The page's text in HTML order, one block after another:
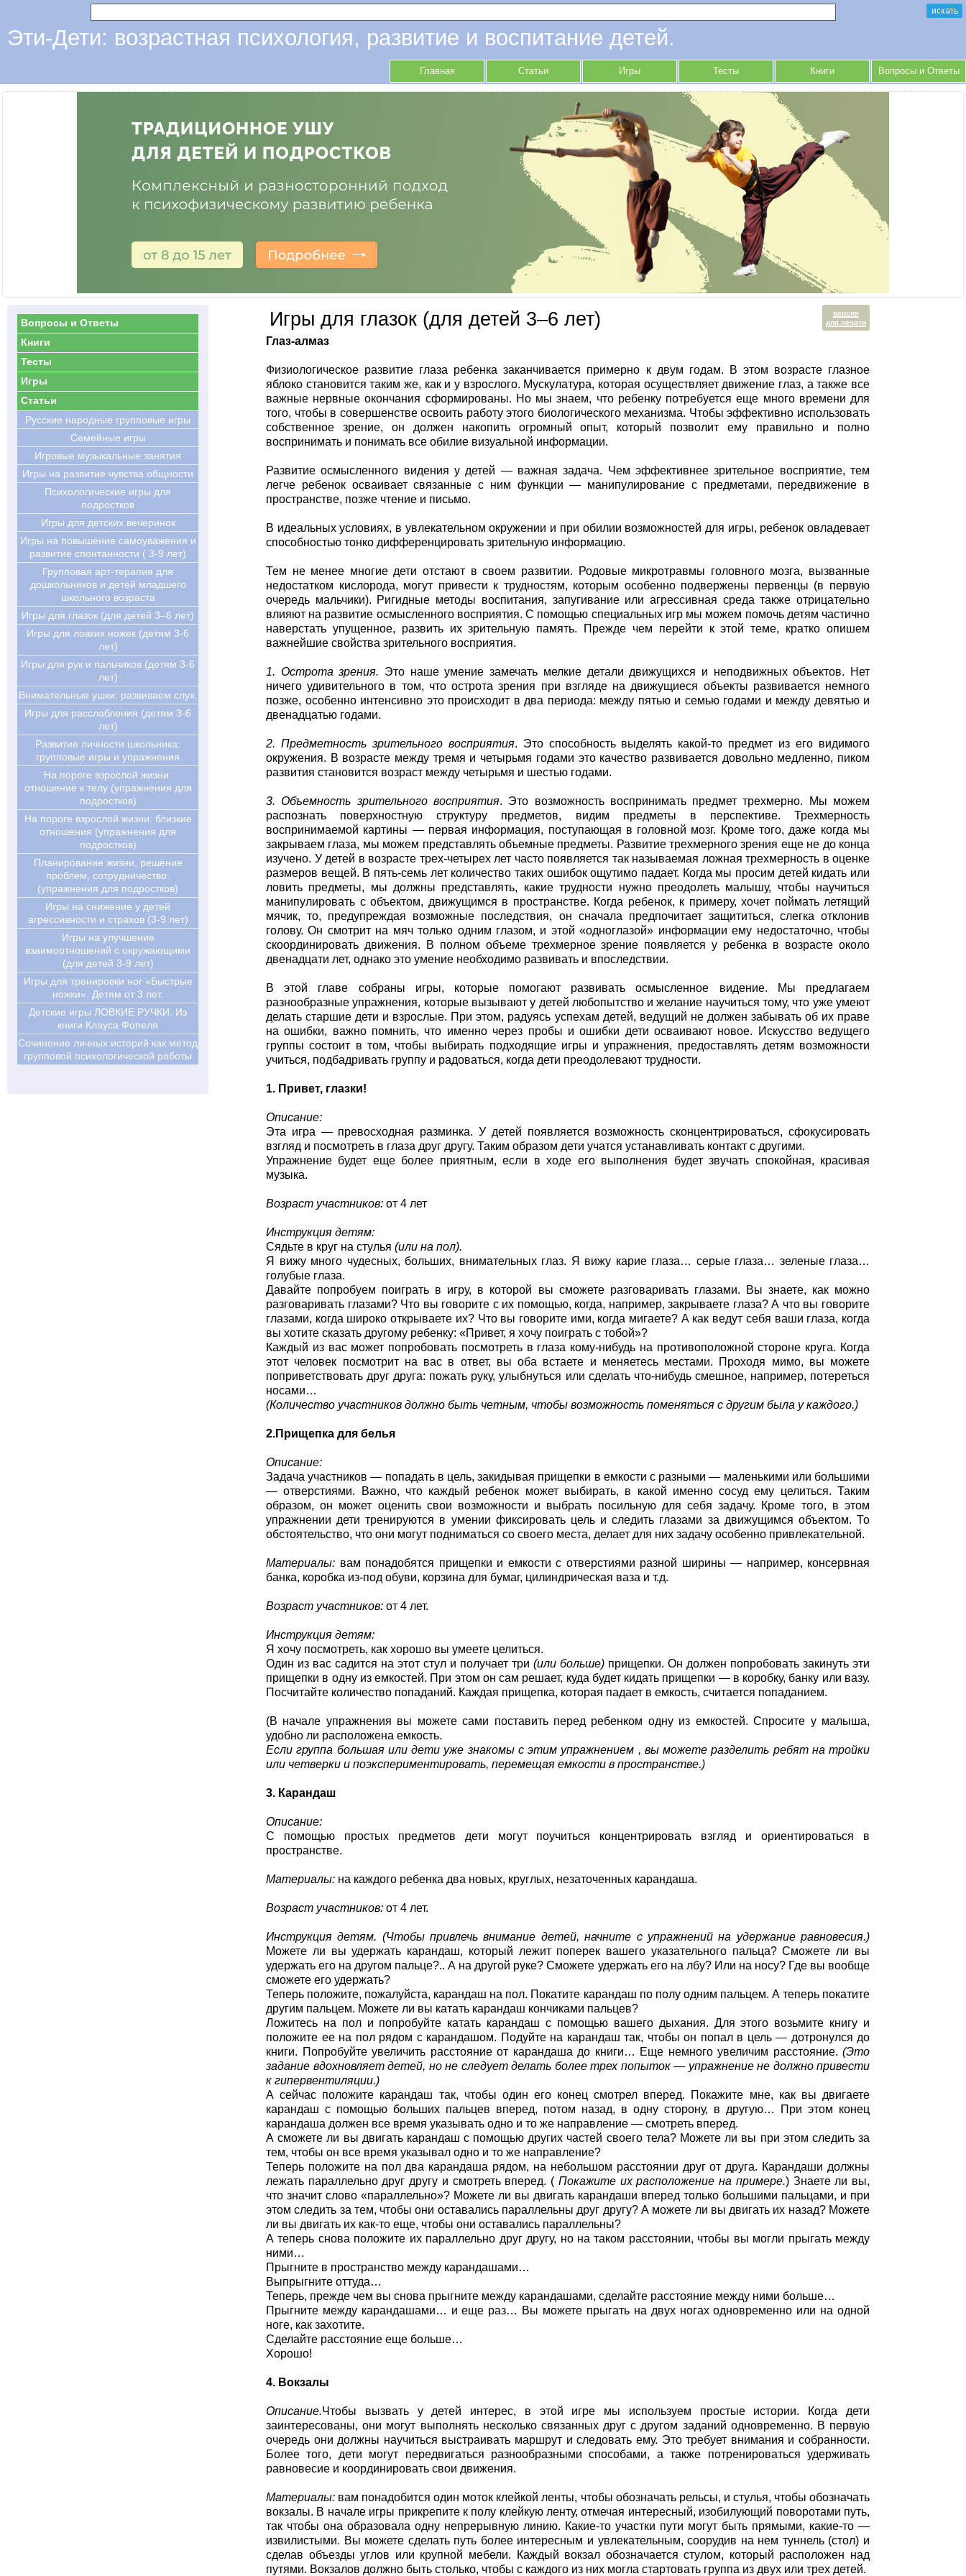
Эти-Дети: возрастная психология, развитие и воспитание детей.
Главная Статьи Игры Тесты Книги Вопросы и Ответы
версия
для печати
Игры для глазок (для детей 3–6 лет)
Глаз-алмаз
Физиологическое развитие глаза ребенка заканчивается примерно к двум годам. В этом возрасте глазное
яблоко становится таким же, как и у взрослого. Мускулатура, которая осуществляет движение глаз, а также все
важные нервные окончания сформированы. Но мы знаем, что ребенку потребуется еще много времени для
того, чтобы в совершенстве освоить работу этого биологического механизма. Чтобы эффективно использовать
собственное зрение, он должен накопить огромный опыт, который позволит ему правильно и полно
воспринимать и понимать все обилие визуальной информации.
Развитие осмысленного видения у детей — важная задача. Чем эффективнее зрительное восприятие, тем
легче ребенок осваивает связанные с ним функции — манипулирование с предметами, передвижение в
пространстве, позже чтение и письмо.
В идеальных условиях, в увлекательном окружении и при обилии возможностей для игры, ребенок овладевает
способностью тонко дифференцировать зрительную информацию.
Тем не менее многие дети отстают в своем развитии. Родовые микротравмы головного мозга, вызванные
недостатком кислорода, могут привести к трудностям, которым особенно подвержены первенцы (в первую
очередь мальчики). Ригидные методы воспитания, запугивание или агрессивная среда также отрицательно
влияют на развитие осмысленного восприятия. С помощью специальных игр мы можем помочь детям частично
наверстать упущенное, развить их зрительную память. Прежде чем перейти к этой теме, кратко опишем
важнейшие свойства зрительного восприятия.
1. Острота зрения. Это наше умение замечать мелкие детали движущихся и неподвижных объектов. Нет
ничего удивительного в том, что острота зрения при взгляде на движущиеся объекты развивается немного
позже, особенно интенсивно это происходит в два периода: между пятью и семью годами и между девятью и
двенадцатью годами.
2. Предметность зрительного восприятия. Это способность выделять какой-то предмет из его видимого
окружения. В возрасте между тремя и четырьмя годами это качество развивается довольно медленно, пиком
развития становится возраст между четырьмя и шестью годами.
3. Объемность зрительного восприятия. Это возможность воспринимать предмет трехмерно. Мы можем
распознать поверхностную структуру предметов, видим предметы в перспективе. Трехмерность
воспринимаемой картины — первая информация, поступающая в головной мозг. Кроме того, даже когда мы
закрываем глаза, мы можем представлять объемные предметы. Развитие трехмерного зрения еще не до конца
изучено. У детей в возрасте трех-четырех лет часто появляется так называемая ложная трехмерность в оценке
размеров вещей. В пять-семь лет количество таких ошибок ощутимо падает. Когда мы просим детей кидать или
ловить предметы, мы должны представлять, какие трудности нужно преодолеть малышу, чтобы научиться
манипулировать с объектом, движущимся в пространстве. Когда ребенок, к примеру, хочет поймать летящий
мячик, то, предупреждая возможные последствия, он сначала предпочитает защититься, слегка отклонив
голову. Он смотрит на мяч только одним глазом, и этой «одноглазой» информации ему недостаточно, чтобы
скоординировать движения. В полном объеме трехмерное зрение появляется у ребенка в возрасте около
двенадцати лет, однако это умение необходимо развивать и впоследствии.
В этой главе собраны игры, которые помогают развивать осмысленное видение. Мы предлагаем
разнообразные упражнения, которые вызывают у детей любопытство и желание научиться тому, что уже умеют
делать старшие дети и взрослые. При этом, радуясь успехам детей, ведущий не должен забывать об их праве
на ошибки, важно помнить, что именно через пробы и ошибки дети осваивают новое. Искусство ведущего
группы состоит в том, чтобы выбирать подходящие игры и упражнения, предоставлять детям возможности
учиться, подбадривать группу и радоваться, когда дети преодолевают трудности.
1. Привет, глазки!
Описание:
Эта игра — превосходная разминка. У детей появляется возможность сконцентрироваться, сфокусировать
взгляд и посмотреть в глаза друг другу. Таким образом дети учатся устанавливать контакт с другими.
Упражнение будет еще более приятным, если в ходе его выполнения будет звучать спокойная, красивая
музыка.
Возраст участников: от 4 лет
Инструкция детям:
Сядьте в круг на стулья (или на пол).
Я вижу много чудесных, больших, внимательных глаз. Я вижу карие глаза… серые глаза… зеленые глаза…
голубые глаза.
Давайте попробуем поиграть в игру, в которой вы сможете разговаривать глазами. Вы знаете, как можно
разговаривать глазами? Что вы говорите с их помощью, когда, например, закрываете глаза? А что вы говорите
глазами, когда широко открываете их? Что вы говорите ими, когда мигаете? А как ведут себя ваши глаза, когда
вы хотите сказать другому ребенку: «Привет, я хочу поиграть с тобой»?
Каждый из вас может попробовать посмотреть в глаза кому-нибудь на противоположной стороне круга. Когда
этот человек посмотрит на вас в ответ, вы оба встаете и меняетесь местами. Проходя мимо, вы можете
поприветствовать друг друга: пожать руку, улыбнуться или сделать что-нибудь смешное, например, потереться
носами…
(Количество участников должно быть четным, чтобы возможность поменяться с другим была у каждого.)
2.Прищепка для белья
Описание:
Задача участников — попадать в цель, закидывая прищепки в емкости с разными — маленькими или большими
— отверстиями. Важно, что каждый ребенок может выбирать, в какой именно сосуд ему целиться. Таким
образом, он может оценить свои возможности и выбрать посильную для себя задачу. Кроме того, в этом
упражнении дети тренируются в умении фиксировать цель и следить глазами за движущимся объектом. То
обстоятельство, что они могут подниматься со своего места, делает для них задачу особенно привлекательной.
Материалы: вам понадобятся прищепки и емкости с отверстиями разной ширины — например, консервная
банка, коробка из-под обуви, корзина для бумаг, цилиндрическая ваза и т.д.
Возраст участников: от 4 лет.
Инструкция детям:
Я хочу посмотреть, как хорошо вы умеете целиться.
Один из вас садится на этот стул и получает три (или больше) прищепки. Он должен попробовать закинуть эти
прищепки в одну из емкостей. При этом он сам решает, куда будет кидать прищепки — в коробку, банку или вазу.
Посчитайте количество попаданий. Каждая прищепка, которая падает в емкость, считается попаданием.
(В начале упражнения вы можете сами поставить перед ребенком одну из емкостей. Спросите у малыша,
удобно ли расположена емкость.
Если группа большая или дети уже знакомы с этим упражнением , вы можете разделить ребят на тройки
или четверки и поэкспериментировать, перемещая емкости в пространстве.)
3. Карандаш
Описание:
С помощью простых предметов дети могут поучиться концентрировать взгляд и ориентироваться в
пространстве.
Материалы: на каждого ребенка два новых, круглых, незаточенных карандаша.
Возраст участников: от 4 лет.
Инструкция детям. (Чтобы привлечь внимание детей, начните с упражнений на удержание равновесия.)
Можете ли вы удержать карандаш, который лежит поперек вашего указательного пальца? Сможете ли вы
удержать его на другом пальце?.. А на другой руке? Сможете удержать его на лбу? Или на носу? Где вы вообще
сможете его удержать?
Теперь положите, пожалуйста, карандаш на пол. Покатите карандаш по полу одним пальцем. А теперь покатите
другим пальцем. Можете ли вы катать карандаш кончиками пальцев?
Ложитесь на пол и попробуйте катать карандаш с помощью вашего дыхания. Для этого возьмите книгу и
положите ее на пол рядом с карандашом. Подуйте на карандаш так, чтобы он попал в цель — дотронулся до
книги. Попробуйте увеличить расстояние от карандаша до книги… Еще немного увеличим расстояние. (Это
задание вдохновляет детей, но не следует делать более трех попыток — упражнение не должно привести
к гипервентиляции.)
А сейчас положите карандаш так, чтобы один его конец смотрел вперед. Покажите мне, как вы двигаете
карандаш с помощью больших пальцев вперед, потом назад, в одну сторону, в другую… При этом конец
карандаша должен все время указывать одно и то же направление — смотреть вперед.
А сможете ли вы двигать карандаш с помощью других частей своего тела? Можете ли вы при этом следить за
тем, чтобы он все время указывал одно и то же направление?
Теперь положите на пол два карандаша рядом, на небольшом расстоянии друг от друга. Карандаши должны
лежать параллельно друг другу и смотреть вперед. ( Покажите их расположение на примере.) Знаете ли вы,
что значит слово «параллельно»? Можете ли вы двигать карандаши вперед только большими пальцами, и при
этом следить за тем, чтобы они оставались параллельны друг другу? А можете ли вы двигать их назад? Можете
ли вы двигать их как-то еще, чтобы они оставались параллельны?
А теперь снова положите их параллельно друг другу, но на таком расстоянии, чтобы вы могли прыгать между
ними…
Прыгните в пространство между карандашами…
Выпрыгните оттуда…
Теперь, прежде чем вы снова прыгните между карандашами, сделайте расстояние между ними больше…
Прыгните между карандашами… и еще раз… Вы можете прыгать на двух ногах одновременно или на одной
ноге, как захотите.
Сделайте расстояние еще больше…
Хорошо!
4. Вокзалы
Описание.Чтобы вызвать у детей интерес, в этой игре мы используем простые истории. Когда дети
заинтересованы, они могут выполнять несколько связанных друг с другом заданий одновременно. В первую
очередь они должны научиться выстраивать маршрут и следовать ему. Это требует внимания и собранности.
Более того, дети могут передвигаться разнообразными способами, а также потренироваться удерживать
равновесие и координировать свои движения.
Материалы: вам понадобится один моток клейкой ленты, чтобы обозначать рельсы, и стулья, чтобы обозначать
вокзалы. В начале игры прикрепите к полу клейкую ленту, отмечая интересный, изобилующий поворотами путь,
так чтобы она образовала одну непрерывную линию. Какие-то участки пути могут быть прямыми, какие-то —
извилистыми. Вы можете сделать путь более интересным и увлекательным, соорудив на нем туннель (стол) и
сделав объезды углов или крупной мебели. Каждый вокзал обозначается стулом, который расположен над
путями. Вокзалов должно быть столько, чтобы с каждого из них могла стартовать группа из двух или трех детей.
Вопросы и Ответы
Книги
Тесты
Игры
Статьи
Русские народные групповые игры
Семейные игры
Игровые музыкальные занятия
Игры на развитие чувства общности
Психологические игры для
подростков
Игры для детских вечеринок
Игры на повышение самоуважения и
развитие спонтанности ( 3-9 лет)
Групповая арт-терапия для
дошкольников и детей младшего
школьного возраста
Игры для глазок (для детей 3–6 лет)
Игры для ловких ножек (детям 3-6
лет)
Игры для рук и пальчиков (детям 3-6
лет)
Внимательные ушки: развиваем слух.
Игры для расслабления (детям 3-6
лет)
Развитие личности школьника:
групповые игры и упражнения
На пороге взрослой жизни:
отношение к телу (упражнения для
подростков)
На пороге взрослой жизни: близкие
отношения (упражнения для
подростков)
Планирование жизни, решение
проблем, сотрудничество.
(упражнения для подростков)
Игры на снижение у детей
агрессивности и страхов (3-9 лет)
Игры на улучшение
взаимоотношений с окружающими
(для детей 3-9 лет)
Игры для тренировки ног «Быстрые
ножки». Детям от 3 лет.
Детские игры ЛОВКИЕ РУЧКИ. Из
книги Клауса Фопеля
Сочинение личных историй как метод
групповой психологической работы